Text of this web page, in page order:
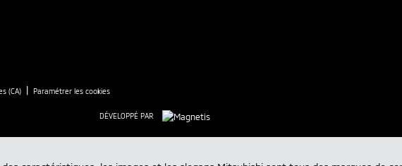
(CA) | Paramétrer les cookies
DÉVELOPPÉ PAR